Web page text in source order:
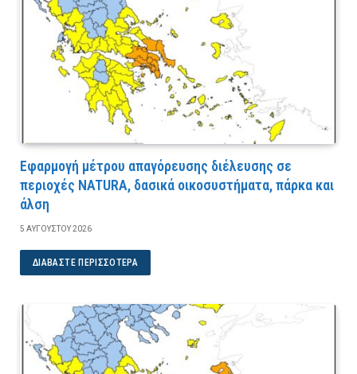
Εφαρμογή μέτρου απαγόρευσης διέλευσης σε
περιοχές NATURA, δασικά οικοσυστήματα, πάρκα και
άλση
5 ΑΥΓΟΎΣΤΟΥ 2026
ΔΙΑΒΆΣΤΕ ΠΕΡΙΣΣΌΤΕΡΑ